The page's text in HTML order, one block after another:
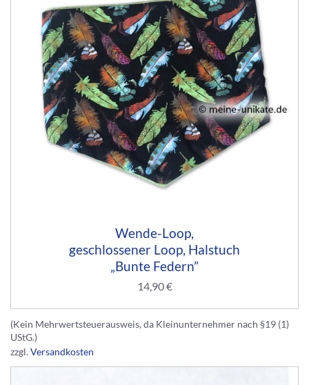
Wende-Loop,
geschlossener Loop, Halstuch
„Bunte Federn”
14,90€
(Kein Mehrwertsteuerausweis, da Kleinunternehmer nach §19 (1)
UStG.)
zzgl.Versandkosten